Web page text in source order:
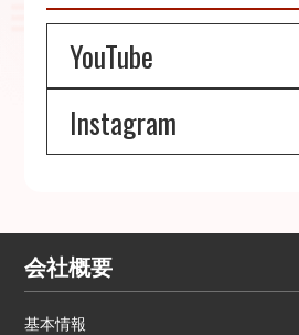
YouTube
Instagram
会社概要
基本情報